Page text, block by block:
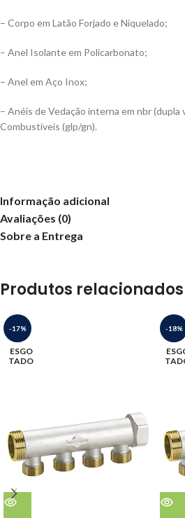
– Corpo em Latão Forjado e Niquelado;
– Anel Isolante em Policarbonato;
– Anel em Aço Inox;
– Anéis de Vedação interna em nbr (dupla
Combustíveis (glp/gn).
Informação adicional
Avaliações (0)
Sobre a Entrega
Produtos relacionados
-17%
ESGO
TADO
-18%